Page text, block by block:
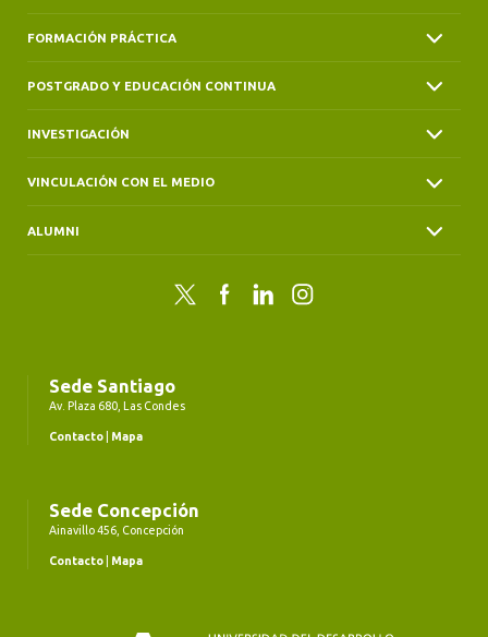
FORMACIÓN PRÁCTICA
POSTGRADO Y EDUCACIÓN CONTINUA
INVESTIGACIÓN
VINCULACIÓN CON EL MEDIO
ALUMNI
Twitter FacebookLinkedInInstagram
Sede Santiago
Av. Plaza 680, Las Condes
Contacto Mapa
Sede Concepción
Ainavillo 456, Concepción
Contacto Mapa